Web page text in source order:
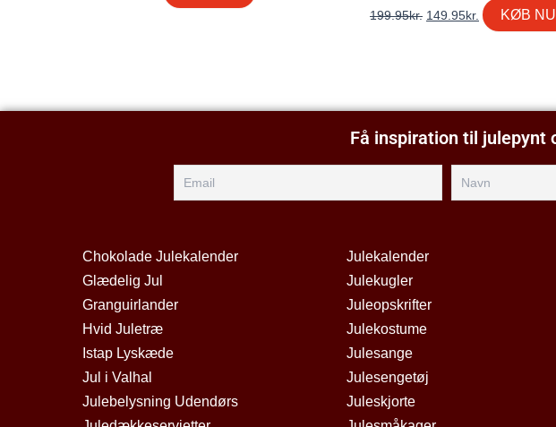
199.95kr. 149.95kr. KØB NU
Få inspiration til julepynt
Chokolade Julekalender
Glædelig Jul
Granguirlander
Hvid Juletræ
Istap Lyskæde
Jul i Valhal
Julebelysning Udendørs
Julekalender
Julekugler
Juleopskrifter
Julekostume
Julesange
Julesengetøj
Juleskjorte